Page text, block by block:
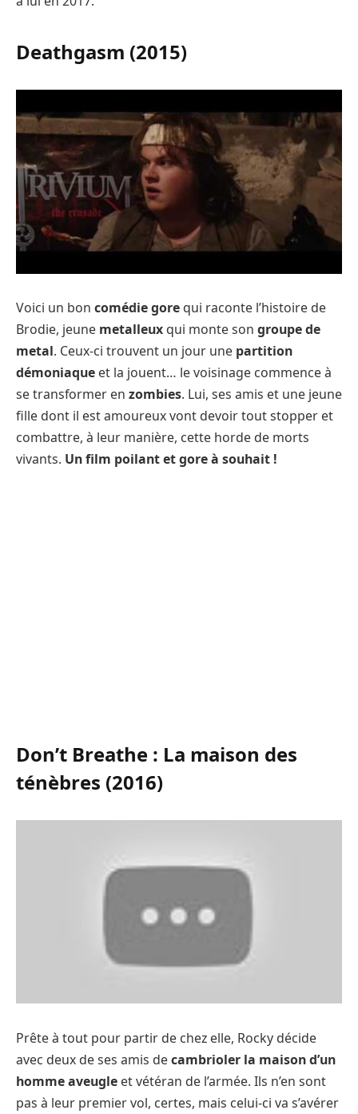
Deathgasm (2015)
Voici un bon comédie gore qui raconte l’histoire de
Brodie, jeune metalleux qui monte son groupe de
metal. Ceux-ci trouvent un jour une partition
démoniaque et la jouent… le voisinage commence à
se transformer en zombies. Lui, ses amis et une jeune
fille dont il est amoureux vont devoir tout stopper et
combattre, à leur manière, cette horde de morts
vivants. Un film poilant et gore à souhait !
Don’t Breathe : La maison des
ténèbres (2016)
Prête à tout pour partir de chez elle, Rocky décide
avec deux de ses amis decambrioler la maison d’un
homme aveugle et vétéran de l’armée. Ils n’en sont
pas à leur premier vol, certes, mais celui-ci va s’avérer